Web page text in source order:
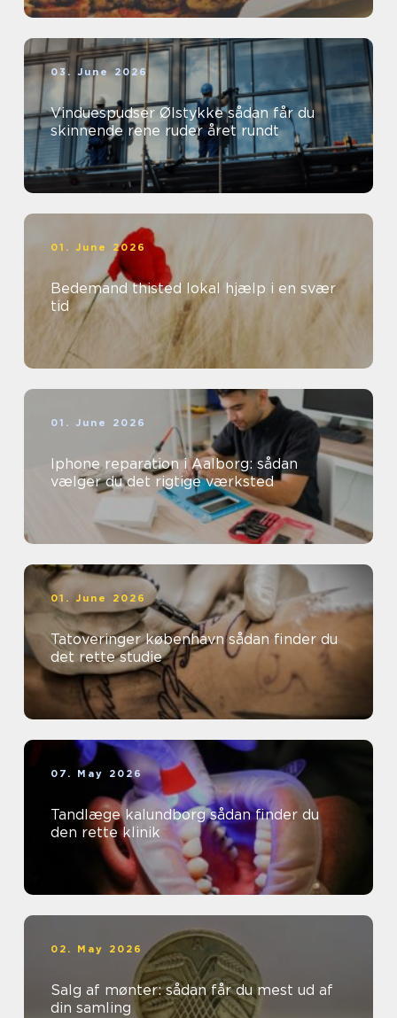
03. June 2026
Vinduespudser Ølstykke sådan får du
skinnende rene ruder året rundt
01. June 2026
Bedemand thisted lokal hjælp i en svær
tid
01. June 2026
Iphone reparation i Aalborg: sådan
vælger du det rigtige værksted
01. June 2026
Tatoveringer københavn sådan finder du
det rette studie
07. May 2026
Tandlæge kalundborg sådan finder du
den rette klinik
02. May 2026
Salg af mønter: sådan får du mest ud af
din samling